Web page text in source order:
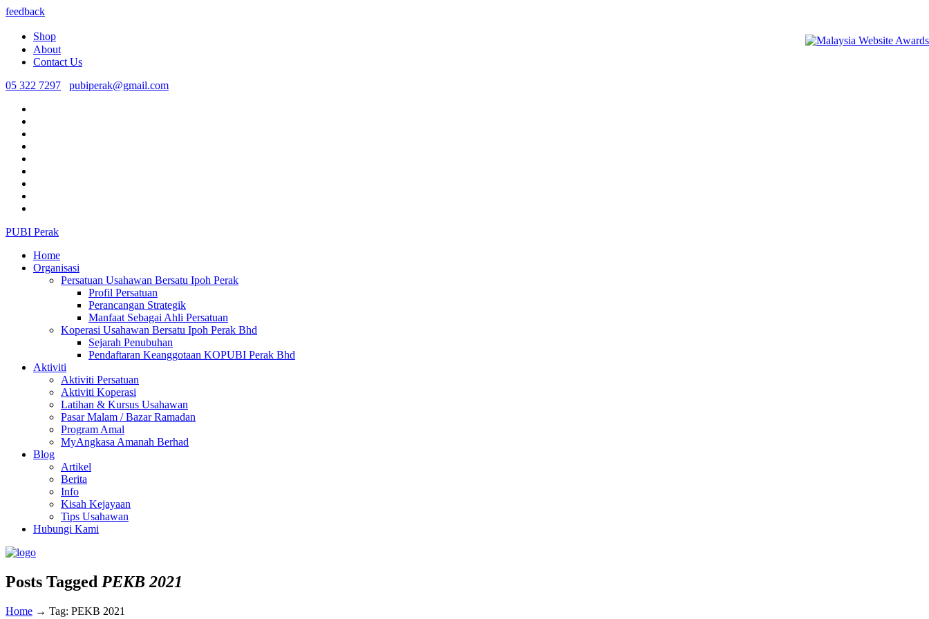
feedback
Shop
About
Contact Us
05 322 7297
pubiperak@gmail.com
PUBI Perak
Home
Organisasi
Persatuan Usahawan Bersatu Ipoh Perak
Profil Persatuan
Perancangan Strategik
Manfaat Sebagai Ahli Persatuan
Koperasi Usahawan Bersatu Ipoh Perak Bhd
Sejarah Penubuhan
Pendaftaran Keanggotaan KOPUBI Perak Bhd
Aktiviti
Aktiviti Persatuan
Aktiviti Koperasi
Latihan & Kursus Usahawan
Pasar Malam / Bazar Ramadan
Program Amal
MyAngkasa Amanah Berhad
Blog
Artikel
Berita
Info
Kisah Kejayaan
Tips Usahawan
Hubungi Kami
Posts Tagged PEKB 2021
Home → Tag: PEKB 2021